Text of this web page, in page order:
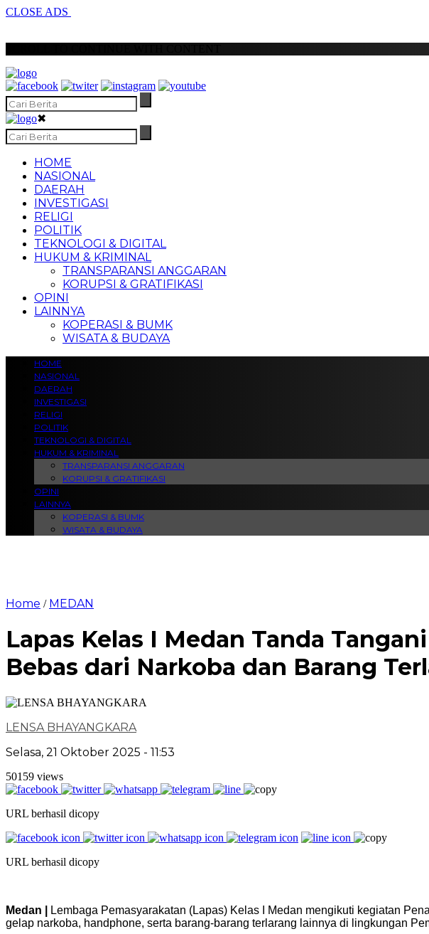
CLOSE ADS
✖
HOME
NASIONAL
DAERAH
INVESTIGASI
RELIGI
POLITIK
TEKNOLOGI & DIGITAL
HUKUM & KRIMINAL
TRANSPARANSI ANGGARAN
KORUPSI & GRATIFIKASI
OPINI
LAINNYA
KOPERASI & BUMK
WISATA & BUDAYA
HOME
NASIONAL
DAERAH
INVESTIGASI
RELIGI
POLITIK
TEKNOLOGI & DIGITAL
HUKUM & KRIMINAL
TRANSPARANSI ANGGARAN
KORUPSI & GRATIFIKASI
OPINI
LAINNYA
KOPERASI & BUMK
WISATA & BUDAYA
Home / MEDAN
Lapas Kelas I Medan Tanda
Bebas dari Narkoba dan Barang
LENSA BHAYANGKARA
Selasa, 21 Oktober 2025 - 11:53
50159 views
URL berhasil dicopy
URL berhasil dicopy
Medan |
Lembaga Pemasyarakatan (Lapas) Kelas I Medan mengikuti kegiatan
gelap narkoba, handphone, serta barang-barang terlarang lainnya di lingkungan